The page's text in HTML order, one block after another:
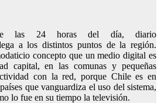
las 24 horas del día, diario
a los distintos puntos de la región.
concepto que un medio digital es
capital, en las comunas y pequeñas
con la red, porque Chile es en
que vanguardiza el uso del sistema,
lo fue en su tiempo la televisión.